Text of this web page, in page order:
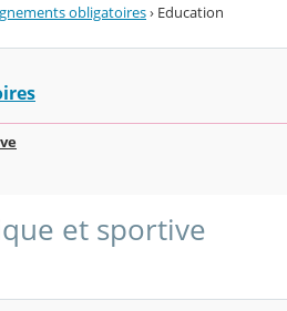
obligatoires› Education
et sportive